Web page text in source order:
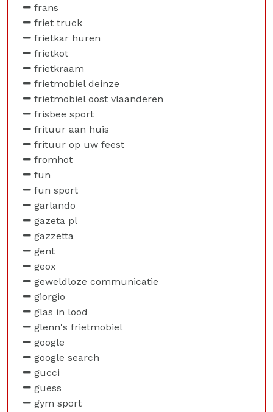
frans
friet truck
frietkar huren
frietkot
frietkraam
frietmobiel deinze
frietmobiel oost vlaanderen
frisbee sport
frituur aan huis
frituur op uw feest
fromhot
fun
fun sport
garlando
gazeta pl
gazzetta
gent
geox
geweldloze communicatie
giorgio
glas in lood
glenn's frietmobiel
google
google search
gucci
guess
gym sport